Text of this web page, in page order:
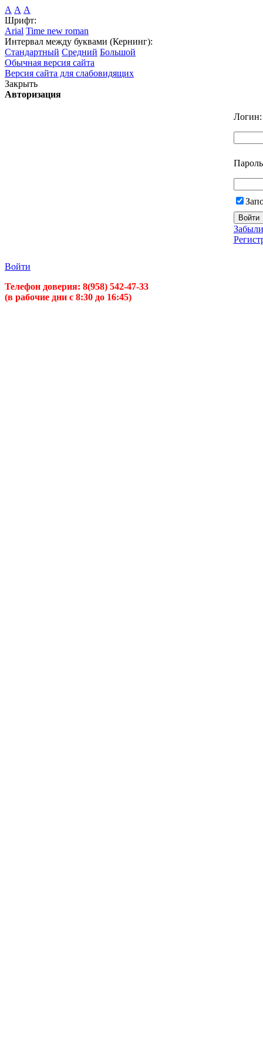
А А А
Шрифт:
Arial Time new roman
Интервал между буквами (Кернинг):
Стандартный Средний Большой
Обычная версия сайта
Версия сайта для слабовидящих
Закрыть
Авторизация
Логин:
Войти
Телефон доверия: 8(958) 542-47-33
(в рабочие дни с 8:30 до 16:45)